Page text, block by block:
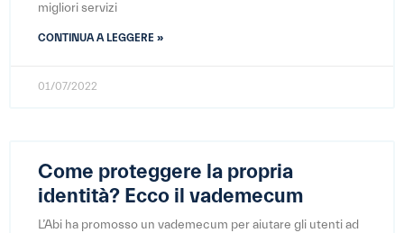
migliori servizi
CONTINUA A LEGGERE »
01/07/2022
Come proteggere la propria
identità? Ecco il vademecum
L’Abi ha promosso un vademecum per aiutare gli utenti ad